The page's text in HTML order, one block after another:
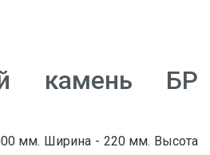
камень БР
мм. Ширина - 220 мм. Высота